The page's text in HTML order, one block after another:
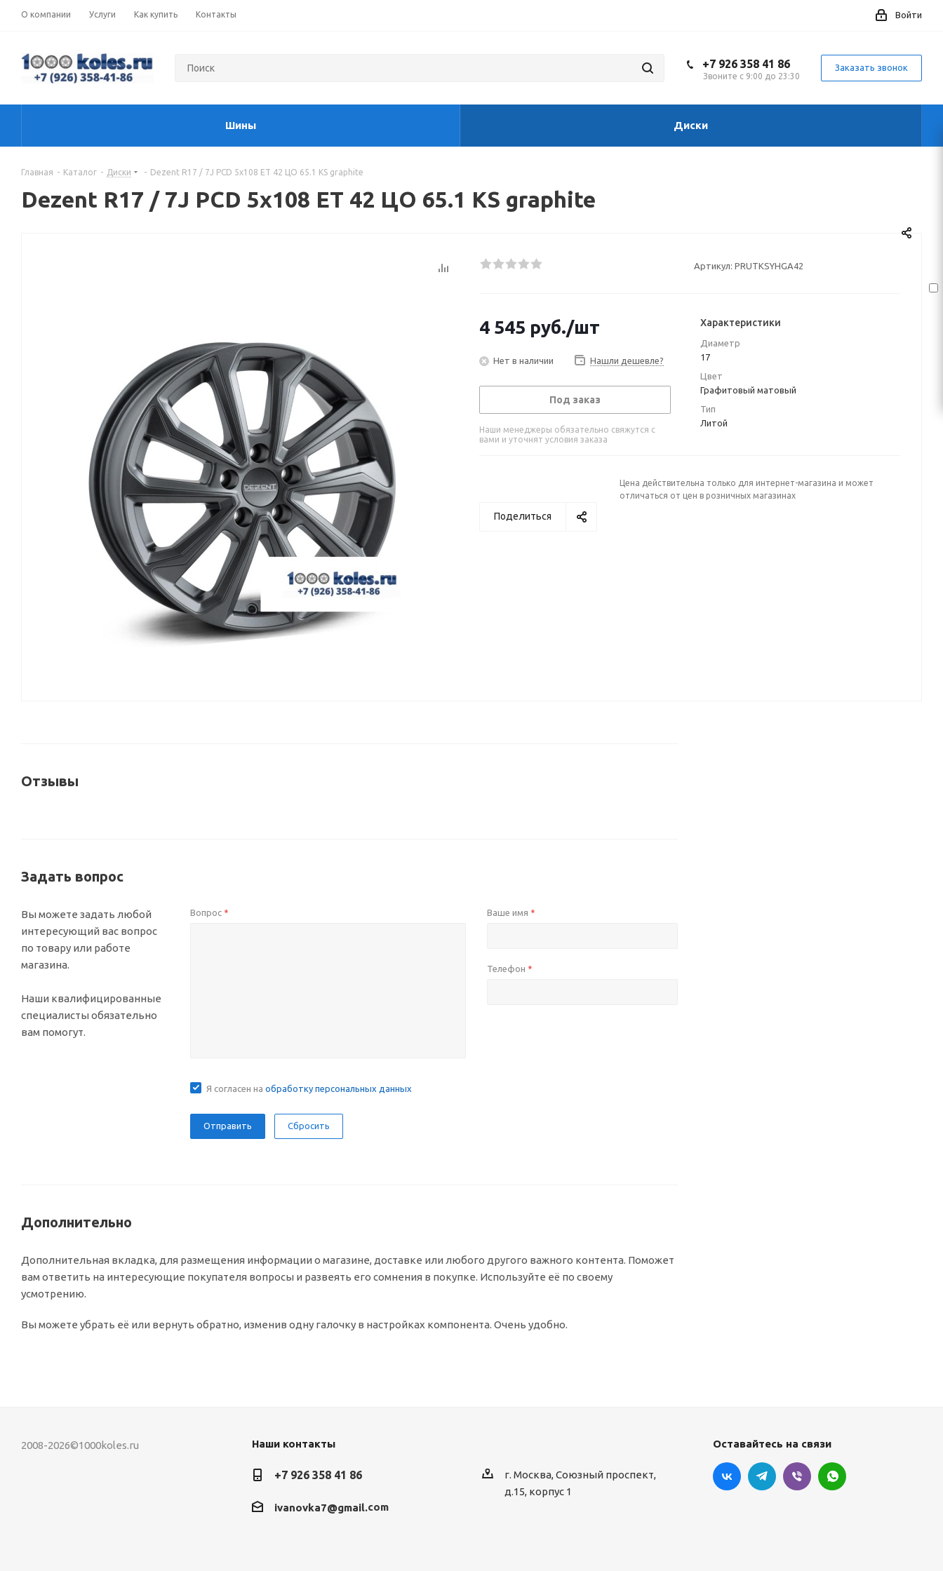
О компании Услуги Как купить Контакты Войти
+7 926 358 41 86
Звоните с 9:00 до 23:30
Заказать звонок
Шины Диски
Главная - Каталог - Диски - Dezent R17 / 7J PCD 5x108 ЕТ 42 ЦО 65.1 KS graphite
Dezent R17 / 7J PCD 5x108 ЕТ 42 ЦО 65.1 KS graphite
Артикул: PRUTKSYHGA42
4 545 руб./шт
Нет в наличии Нашли дешевле?
Под заказ
Наши менеджеры обязательно свяжутся с
вами и уточнят условия заказа
Характеристики
Диаметр
17
Цвет
Графитовый матовый
Тип
Литой
Поделиться
Цена действительна только для интернет-магазина и может
отличаться от цен в розничных магазинах
Отзывы
Задать вопрос
Вы можете задать любой
интересующий вас вопрос
по товару или работе
магазина.
Наши квалифицированные
специалисты обязательно
вам помогут.
Вопрос * Ваше имя *
Телефон *
Я согласен наобработку персональных данных
Сбросить
Дополнительно
Дополнительная вкладка, для размещения информации о магазине, доставке или любого другого важного контента. Поможет
вам ответить на интересующие покупателя вопросы и развеять его сомнения в покупке. Используйте её по своему
усмотрению.
Вы можете убрать её или вернуть обратно, изменив одну галочку в настройках компонента. Очень удобно.
2008-2026©1000koles.ru Наши контакты
+7 926 358 41 86
ivanovka7@gmail.com
г. Москва, Союзный проспект,
д.15, корпус 1
Оставайтесь на связи